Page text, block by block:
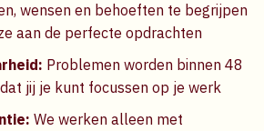
wensen en behoeften te begrijpen
aan de perfecte opdrachten
Problemen worden binnen 48
jij je kunt focussen op je werk
We werken alleen met